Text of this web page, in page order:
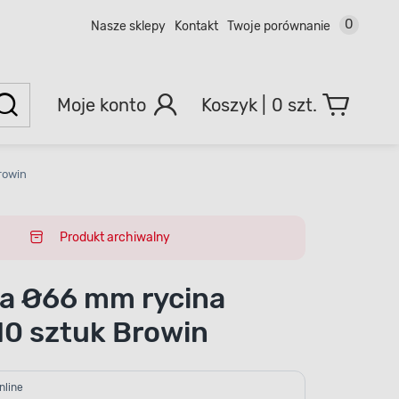
Nasze sklepy Kontakt Twoje porównanie 0
Moje konto 0 szt.
Produkt archiwalny
Ø66 mm rycina
sztuk Browin